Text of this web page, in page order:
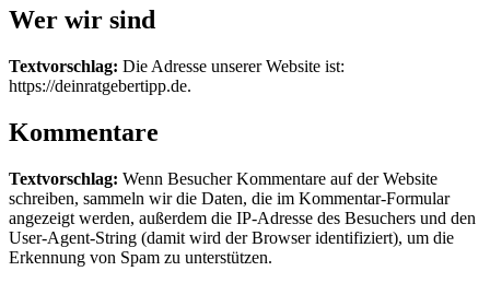
Wer wir sind
Textvorschlag: Die Adresse unserer Website ist:
https://deinratgebertipp.de.
Kommentare
Textvorschlag: Wenn Besucher Kommentare auf der Website
schreiben, sammeln wir die Daten, die im Kommentar-Formular
angezeigt werden, außerdem die IP-Adresse des Besuchers und den
User-Agent-String (damit wird der Browser identifiziert), um die
Erkennung von Spam zu unterstützen.